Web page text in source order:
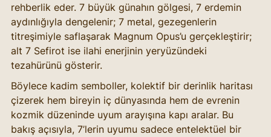
rehberlik eder. 7 büyük günahın gölgesi, 7 erdemin
aydınlığıyla dengelenir; 7 metal, gezegenlerin
titreşimiyle saflaşarak Magnum Opus’u gerçekleştirir;
alt 7 Sefirot ise ilahi enerjinin yeryüzündeki
tezahürünü gösterir.
Böylece kadim semboller, kolektif bir derinlik haritası
çizerek hem bireyin iç dünyasında hem de evrenin
kozmik düzeninde uyum arayışına kapı aralar. Bu
bakış açısıyla, 7’lerin uyumu sadece entelektüel bir